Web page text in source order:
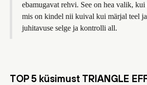
ebamugavat rehvi. See on hea valik, kui
mis on kindel nii kuival kui märjal teel
juhitavuse selge ja kontrolli all.
TOP 5 küsimust TRIANGLE